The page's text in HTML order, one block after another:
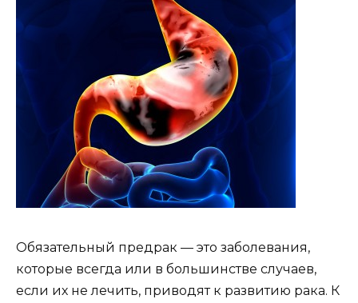
Обязательный предрак — это заболевания,
которые всегда или в большинстве случаев,
если их не лечить, приводят к развитию рака. К